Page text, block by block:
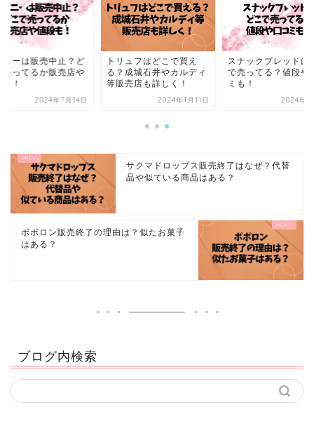
ニーは販売中止？ど
売ってるか販売店や
！
2024年7月14日
トリュフはどこで買え
る？成城石井やカルディ
等販売店も詳しく！
2024年1月11日
スナックブレッドは
で売ってる？値段や
ミも！
2024年6
サクマドロップス販売終了はなぜ？代替
品や似ている商品はある？
ポポロン販売終了の理由は？似たお菓子
はある？
ブログ内検索